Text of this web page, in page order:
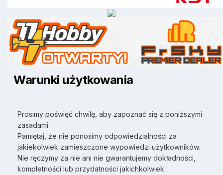
Warunki użytkowania
Prosimy poświęć chwilę, aby zapoznać się z poniższymi
zasadami.
Pamiętaj, że nie ponosimy odpowiedzialności za
jakiekolwiek zamieszczone wypowiedzi użytkowników.
Nie ręczymy za nie ani nie gwarantujemy dokładności,
kompletności lub przydatności jakichkolwiek